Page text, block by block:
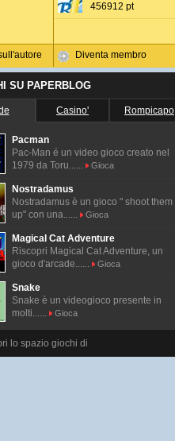
456912 pt
Diventa membro
SU PAPERBLOG
Casino' Rompicapo
Pacman
Pac-Man é un video gioco creato nel
1979 da Toru......
Gioca
Nostradamus
Nostradamus è un gioco " shoot them
up" con una......
Gioca
Magical Cat Adventure
Riscopri Magical Cat Adventure, un
gioco d'arcade......
Gioca
Snake
Snake è un videogioco presente in
molti......
Gioca
lo spazio giochi di